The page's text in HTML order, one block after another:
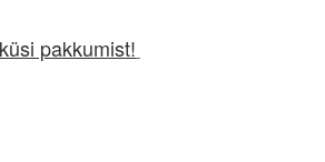
pakkumist!